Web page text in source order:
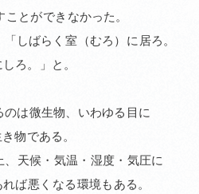
ことができ なかった。
「しばらく 室 （むろ） に 居ろ。
しろ。 」と。
のは微生物、 いわゆる 目に
き物である。
天候・ 気温・ 湿度・ 気圧に
れば悪く なる 環境も ある。